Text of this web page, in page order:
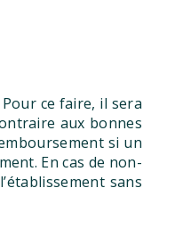
ce faire, il sera
aux bonnes
si un
En cas de non-
sans